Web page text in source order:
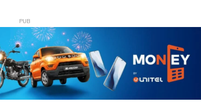
PUB